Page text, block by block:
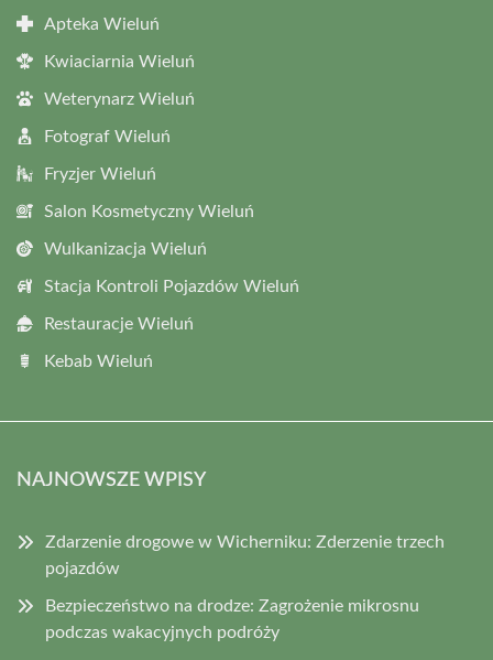
Apteka Wieluń
Kwiaciarnia Wieluń
Weterynarz Wieluń
Fotograf Wieluń
Fryzjer Wieluń
Salon Kosmetyczny Wieluń
Wulkanizacja Wieluń
Stacja Kontroli Pojazdów Wieluń
Restauracje Wieluń
Kebab Wieluń
NAJNOWSZE WPISY
Zdarzenie drogowe w Wicherniku: Zderzenie trzech
pojazdów
Bezpieczeństwo na drodze: Zagrożenie mikrosnu
podczas wakacyjnych podróży